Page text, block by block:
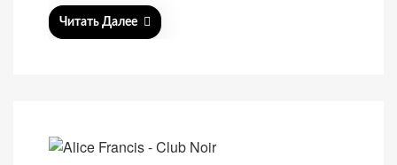
Читать Далее
настройки,
корзину,